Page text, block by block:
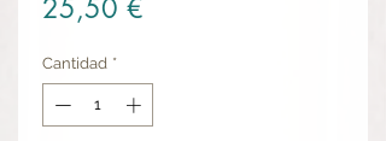
25,50 €
Cantidad *